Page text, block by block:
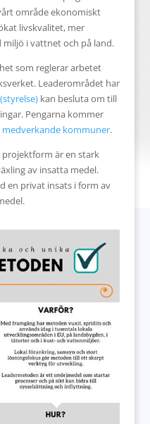
område ekonomiskt
livskvalitet, mer
i vattnet och på land.
som reglerar arbetet
Leaderområdet har
kan besluta om till
Pengarna kommer
medverkande kommuner.
är en stark
av insatta medel.
en privat insats i form av